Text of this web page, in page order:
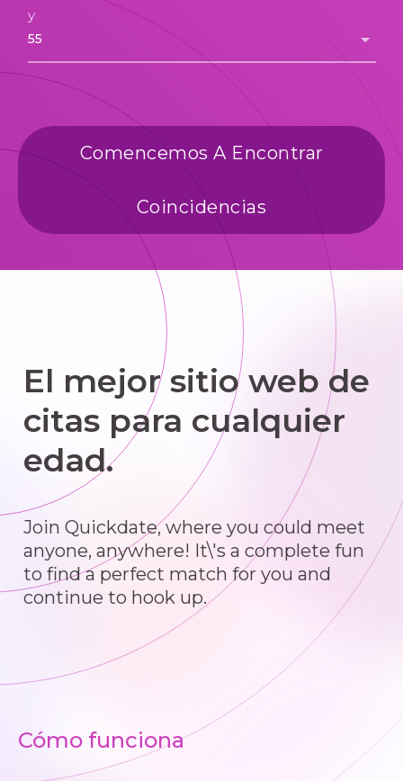
y
Comencemos A Encontrar
Coincidencias
El mejor sitio web de
citas para cualquier
edad.
Join Quickdate, where you could meet
anyone, anywhere! It\'s a complete fun
to find a perfect match for you and
continue to hook up.
Cómo funciona